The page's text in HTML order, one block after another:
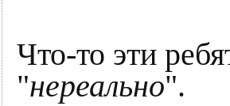
Что-то эти
"нереально".